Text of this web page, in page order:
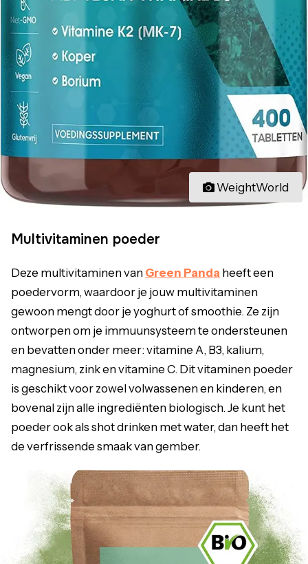
WeightWorld
Multivitaminen poeder
Deze multivitaminen van Green Panda heeft een
poedervorm, waardoor je jouw multivitaminen
gewoon mengt door je yoghurt of smoothie. Ze zijn
ontworpen om je immuunsysteem te ondersteunen
en bevatten onder meer: vitamine A, B3, kalium,
magnesium, zink en vitamine C. Dit vitaminen poeder
is geschikt voor zowel volwassenen en kinderen, en
bovenal zijn alle ingrediënten biologisch. Je kunt het
poeder ook als shot drinken met water, dan heeft het
de verfrissende smaak van gember.